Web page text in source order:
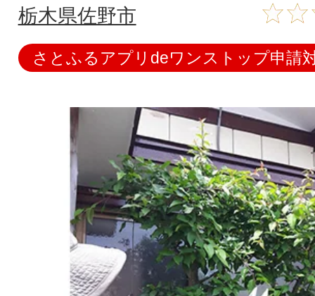
栃木県佐野市
さとふるアプリdeワンストップ申請